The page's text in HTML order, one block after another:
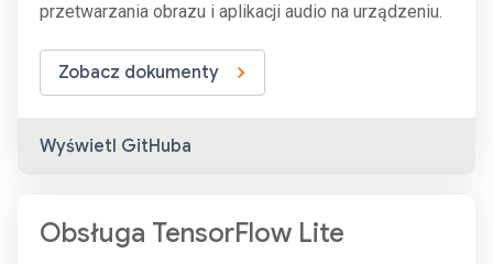
przetwarzania obrazu i aplikacji audio na urządzeniu.
Zobacz dokumenty
Wyświetl GitHuba
Obsługa TensorFlow Lite